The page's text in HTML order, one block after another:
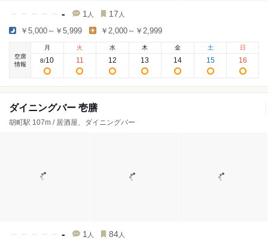
- 1 人 17 人
￥5,000～￥5,999 ￥2,000～￥2,999
空席
情報
月
8/10
火
11
水
12
木
13
金
14
土
15
日
16
ダイニングバー 壱膳
胡町駅 107m / 居酒屋、ダイニングバー
- 1 人 84 人